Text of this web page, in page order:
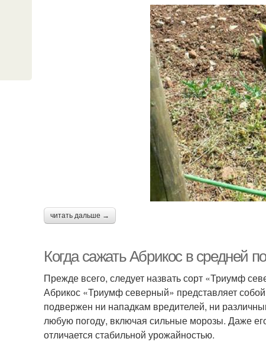
читать дальше →
Когда сажать Абрикос в средней
Прежде всего, следует назвать сорт «Триумф
Абрикос «Триумф северный» представляет
подвержен ни нападкам вредителей, ни
любую погоду, включая сильные морозы. Даже
отличается стабильной урожайностью.